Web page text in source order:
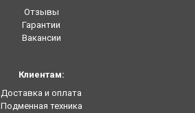
Отзывы
Гарантии
Вакансии
Клиентам:
Доставка и оплата
Подменная техника